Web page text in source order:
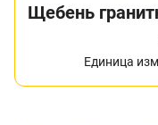
Щебень
Единица